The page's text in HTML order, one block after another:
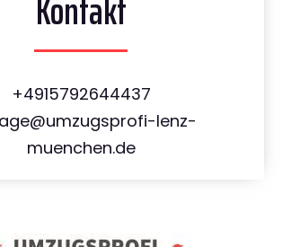
+4915792644437
lenz-
muenchen.de